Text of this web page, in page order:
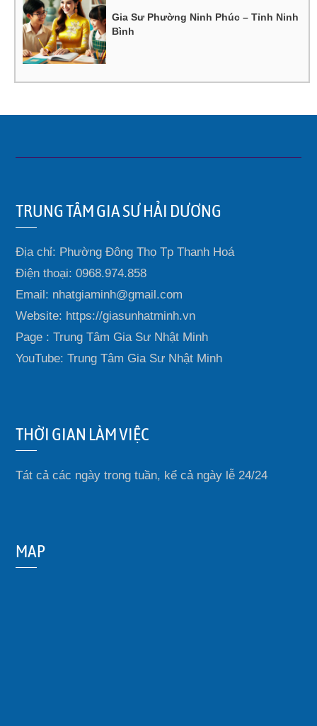
Gia Sư Phường Ninh Phúc – Tỉnh Ninh
Bình
TRUNG TÂM GIA SƯ HẢI DƯƠNG
Địa chỉ: Phường Đông Thọ Tp Thanh Hoá
Điện thoại: 0968.974.858
Email: nhatgiaminh@gmail.com
Website: https://giasunhatminh.vn
Page : Trung Tâm Gia Sư Nhật Minh
YouTube: Trung Tâm Gia Sư Nhật Minh
THỜI GIAN LÀM VIỆC
Tát cả các ngày trong tuần, kể cả ngày lễ 24/24
MAP